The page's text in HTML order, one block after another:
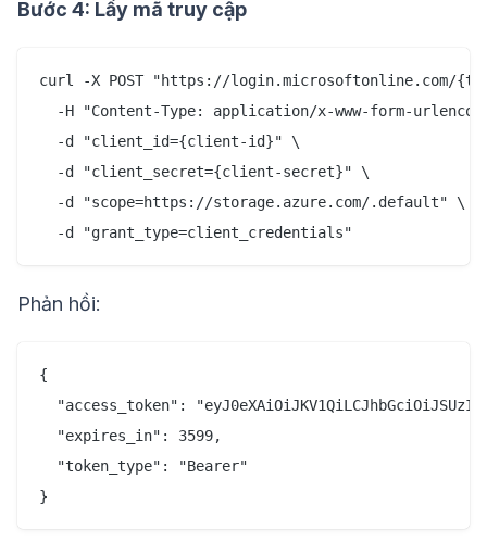
Bước 4: Lấy mã truy cập
curl -X POST "https://login.microsoftonline.com/
-H "Content-Type: application/x-www-form-
  -d "client_id={client-id}" \
  -d "client_secret={client-secret}" \
  -d "scope=https://storage.azure.com/.default" \
Phản hồi:
{
"access_token":
  "expires_in": 3599,
  "token_type": "Bearer"